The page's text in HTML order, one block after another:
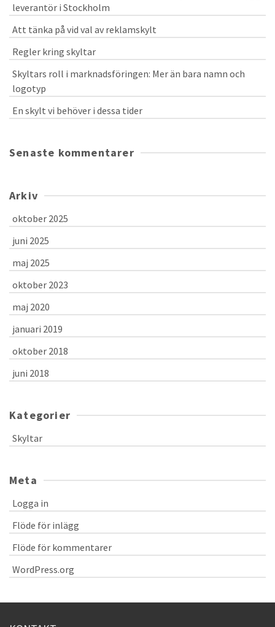
leverantör i Stockholm
Att tänka på vid val av reklamskylt
Regler kring skyltar
Skyltars roll i marknadsföringen: Mer än bara namn och
logotyp
En skylt vi behöver i dessa tider
Senaste kommentarer
Arkiv
oktober 2025
juni 2025
maj 2025
oktober 2023
maj 2020
januari 2019
oktober 2018
juni 2018
Kategorier
Skyltar
Meta
Logga in
Flöde för inlägg
Flöde för kommentarer
WordPress.org